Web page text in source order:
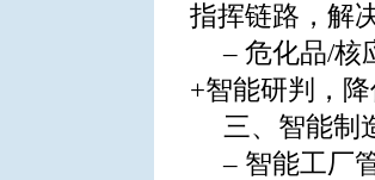
指挥链路，解
– 危化品/核
+智能研判，
三、智能制
– 智能工厂